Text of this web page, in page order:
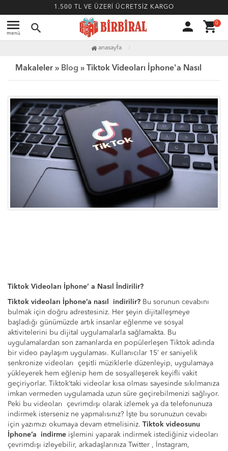
1.500 TL VE ÜZERİ ÜCRETSİZ KARGO
menu
menü search person shopping_cart0
anasayfa
Makaleler » Blog » Tiktok Videoları İphone'a Nasıl İndirilir?
Tiktok Videoları İphone’ a Nasıl İndirilir?
Tiktok videoları İphone’a nasıl indirilir? Bu sorunun cevabını
bulmak için doğru adrestesiniz. Her şeyin dijitalleşmeye
başladığı günümüzde artık insanlar eğlenme ve sosyal
aktivitelerini bu dijital uygulamalarla sağlamakta. Bu
uygulamalardan son zamanlarda en popülerleşen Tiktok adında
bir video paylaşım uygulaması. Kullanıcılar 15’ er saniyelik
senkronize videoları çeşitli müziklerle düzenleyip, uygulamaya
yükleyerek hem eğlenip hem de sosyalleşerek keyifli vakit
geçiriyorlar. Tiktok’taki videolar kısa olması sayesinde sıkılmanıza
imkan vermeden uygulamada uzun süre geçirebilmenizi sağlıyor.
Peki bu videoları çevrimdışı olarak izlemek ya da telefonunuza
indirmek isterseniz ne yapmalısınız? İşte bu sorunuzun cevabı
için yazımızı okumaya devam etmelisiniz. Tiktok videosunu
İphone’a indirme işlemini yaparak indirmek istediğiniz videoları
çevrimdışı izleyebilir, arkadaşlarınıza Twitter , İnstagram,